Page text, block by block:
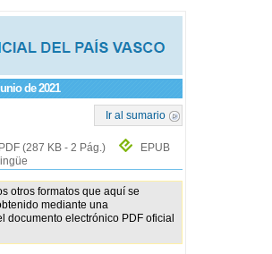
de 2021
Ir al sumario
PDF (287 KB - 2 Pág.)
EPUB
otros formatos que aquí se
mediante una
documento electrónico PDF oficial